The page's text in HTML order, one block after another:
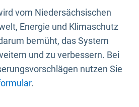
vom Niedersächsischen
Energie und Klimaschutz
bemüht, das System
und zu verbessern. Bei
nutzen Sie
.